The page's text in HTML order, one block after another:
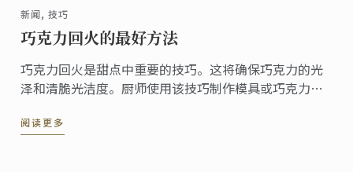
新闻, 技巧
巧克力回火的最好方法
巧克力回火是甜点中重要的技巧。这将确保巧克力的光
泽和清脆光洁度。厨师使用该技巧制作模具或巧克力碎
阅读更多